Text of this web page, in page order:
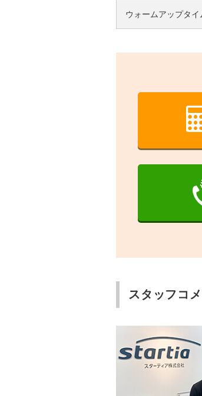
ウォームアップタイ
スタッフコ